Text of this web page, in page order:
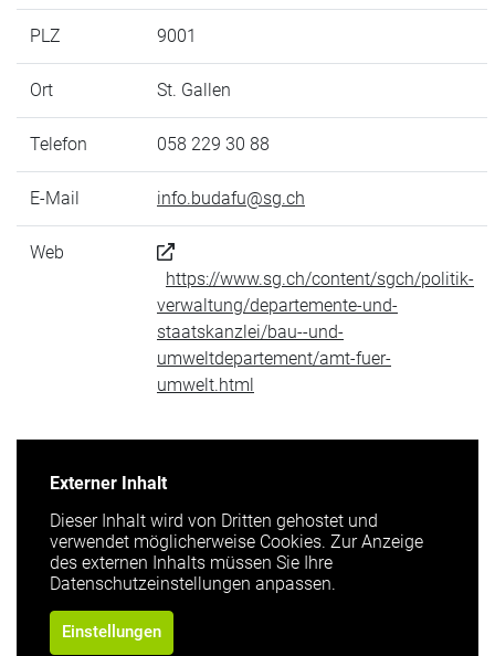
PLZ 9001
Ort St. Gallen
Telefon 058 229 30 88
E-Mail info.budafu@sg.ch
Web
https://www.sg.ch/content/sgch/politik-
verwaltung/departemente-und-
staatskanzlei/bau--und-
umweltdepartement/amt-fuer-
umwelt.html
Externer Inhalt
Dieser Inhalt wird von Dritten gehostet und
verwendet möglicherweise Cookies. Zur Anzeige
des externen Inhalts müssen Sie Ihre
Datenschutzeinstellungen anpassen.
Einstellungen